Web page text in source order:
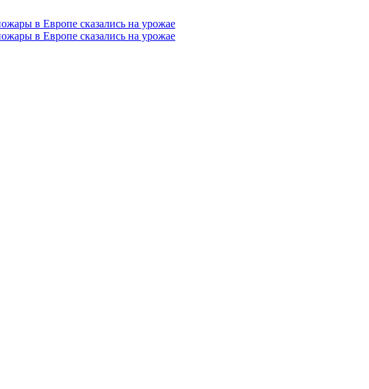
в Европе сказались на урожае
в Европе сказались на урожае